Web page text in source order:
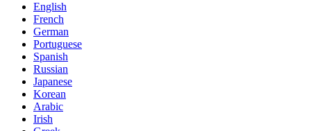
English
French
German
Portuguese
Spanish
Russian
Japanese
Korean
Arabic
Irish